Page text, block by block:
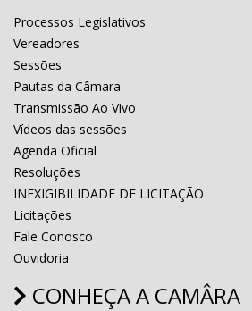
Processos Legislativos
Vereadores
Sessões
Pautas da Câmara
Transmissão Ao Vivo
Vídeos das sessões
Agenda Oficial
Resoluções
INEXIGIBILIDADE DE LICITAÇÃO
Licitações
Fale Conosco
Ouvidoria
CONHEÇA A CAMÂRA